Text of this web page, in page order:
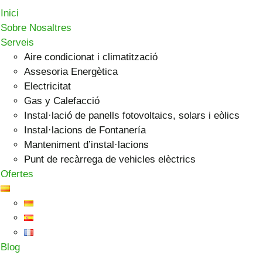
Inici
Sobre Nosaltres
Serveis
Aire condicionat i climatització
Assesoria Energètica
Electricitat
Gas y Calefacció
Instal·lació de panells fotovoltaics, solars i eòlics
Instal·lacions de Fontanería
Manteniment d’instal·lacions
Punt de recàrrega de vehicles elèctrics
Ofertes
Blog